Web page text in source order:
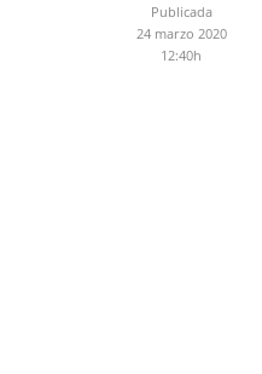
Publicada
24 marzo 2020
12:40h